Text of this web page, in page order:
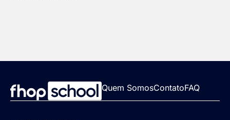
Quem SomosContatoFAQ